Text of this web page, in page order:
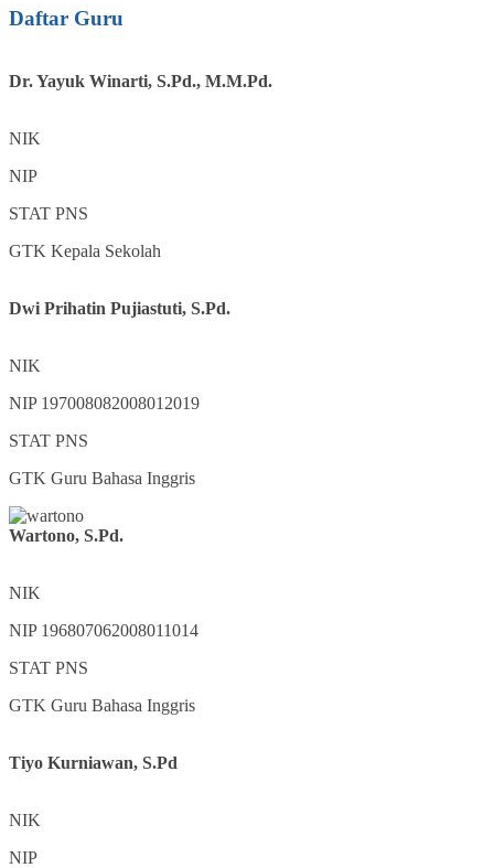
Daftar Guru
Dr. Yayuk Winarti, S.Pd., M.M.Pd.
NIK
NIP
STAT PNS
GTK Kepala Sekolah
Dwi Prihatin Pujiastuti, S.Pd.
NIK
NIP 197008082008012019
STAT PNS
GTK Guru Bahasa Inggris
Wartono, S.Pd.
NIK
NIP 196807062008011014
STAT PNS
GTK Guru Bahasa Inggris
Tiyo Kurniawan, S.Pd
NIK
NIP